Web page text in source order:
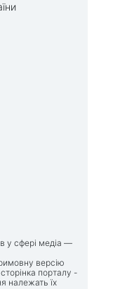
у сфері медіа —
версію
порталу -
належать їх